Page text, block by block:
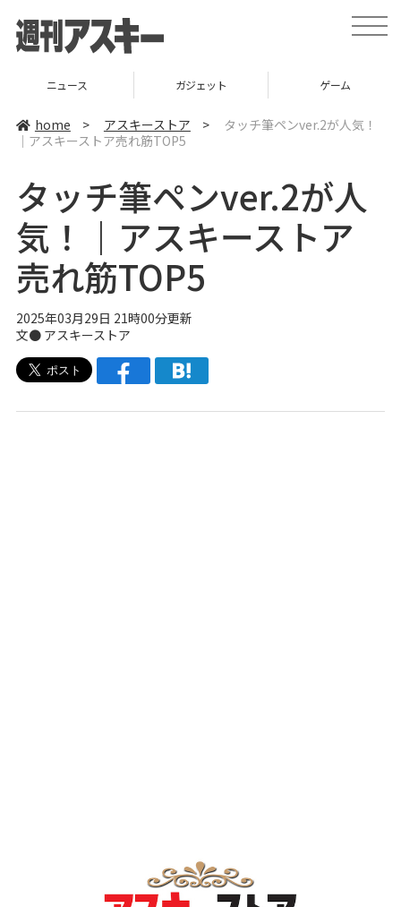
t
o
v
ニュース ガジェット ゲーム
home > アスキーストア >
タッチ筆ペンver.2が人気！
｜アスキーストア売れ筋TOP5
タッチ筆ペンver.2が人
気！｜アスキーストア
売れ筋TOP5
2025年03月29日 21時00分更新
文● アスキーストア